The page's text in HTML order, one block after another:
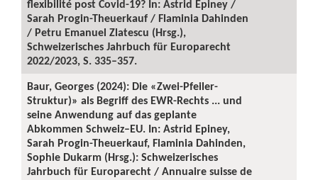
flexibilité post Covid-19? In: Astrid Epiney /
Sarah Progin-Theuerkauf / Flaminia Dahinden
/ Petru Emanuel Zlatescu (Hrsg.),
Schweizerisches Jahrbuch für Europarecht
2022/2023, S. 335–357.
Baur, Georges (2024): Die «Zwei-Pfeiler-
Struktur)» als Begriff des EWR-Rechts ... und
seine Anwendung auf das geplante
Abkommen Schweiz–EU. In: Astrid Epiney,
Sarah Progin-Theuerkauf, Flaminia Dahinden,
Sophie Dukarm (Hrsg.): Schweizerisches
Jahrbuch für Europarecht / Annuaire suisse de